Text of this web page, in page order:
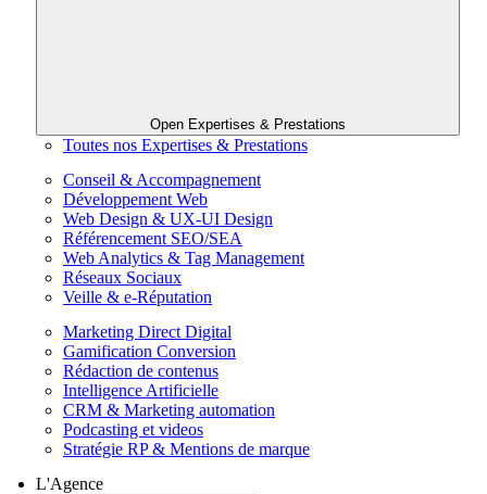
Open Expertises & Prestations
Toutes nos Expertises & Prestations
Conseil & Accompagnement
Développement Web
Web Design & UX-UI Design
Référencement SEO/SEA
Web Analytics & Tag Management
Réseaux Sociaux
Veille & e-Réputation
Marketing Direct Digital
Gamification Conversion
Rédaction de contenus
Intelligence Artificielle
CRM & Marketing automation
Podcasting et videos
Stratégie RP & Mentions de marque
L'Agence